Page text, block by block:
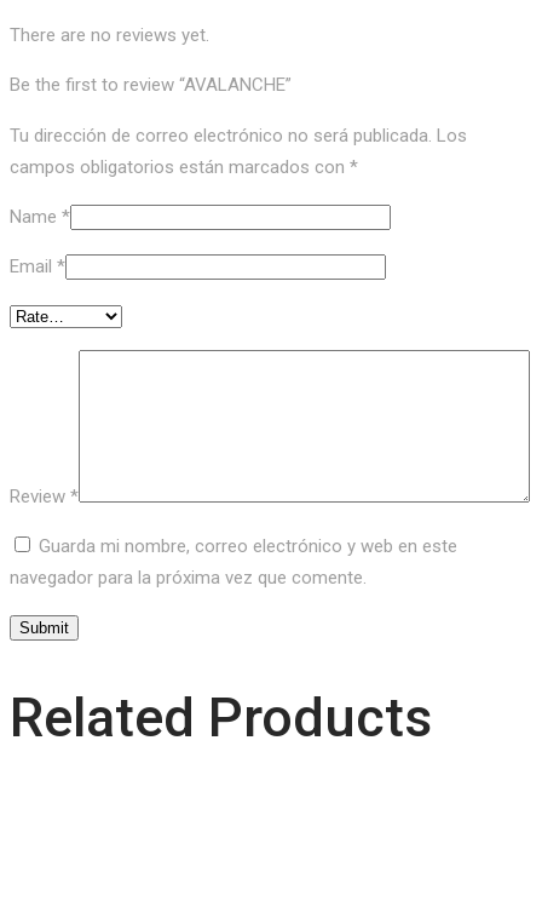
There are no reviews yet.
Be the first to review “AVALANCHE”
Tu dirección de correo electrónico no será publicada. Los
campos obligatorios están marcados con *
Name *
Email *
Review *
Guarda mi nombre, correo electrónico y web en este
navegador para la próxima vez que comente.
Related Products